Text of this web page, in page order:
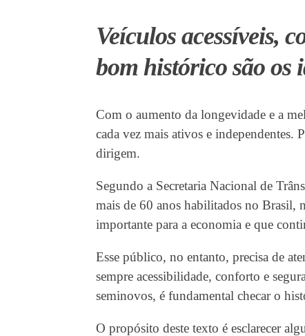
Veículos acessíveis,
bom histórico são os
Com o aumento da longevidade e a
cada vez mais ativos e independentes.
dirigem.
Segundo a Secretaria Nacional de
mais de 60 anos habilitados no Brasil,
importante para a economia e que
Esse público, no entanto, precisa de
sempre acessibilidade, conforto e
seminovos, é fundamental checar o
O propósito deste texto é esclarecer